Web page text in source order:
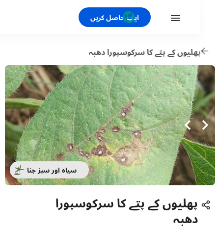
ایپ حاصل کریں
پھلیوں کے پتے کا سرکوسپورا دھبہ
سیاہ اور سبز چنا
پھلیوں کے پتے کا سرکوسپورا
دھبہ